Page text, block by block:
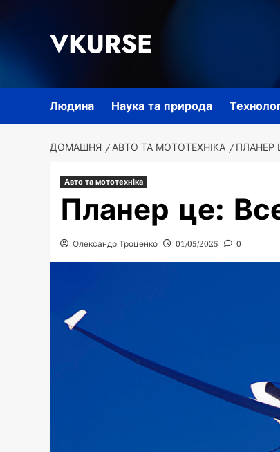
VKURSE
Людина Наука та природа
ДОМАШНЯ АВТО ТА МОТОТЕХНІКА ПЛАНЕР
Авто та мототехніка
Планер це:
Олександр Троценко 01/05/2025 0